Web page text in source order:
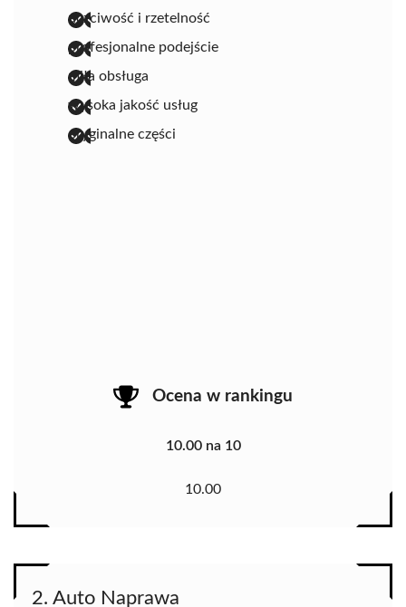
uczciwość i rzetelność
profesjonalne podejście
miła obsługa
wysoka jakość usług
oryginalne części
Ocena w rankingu
10.00 na 10
10.00
2. Auto Naprawa